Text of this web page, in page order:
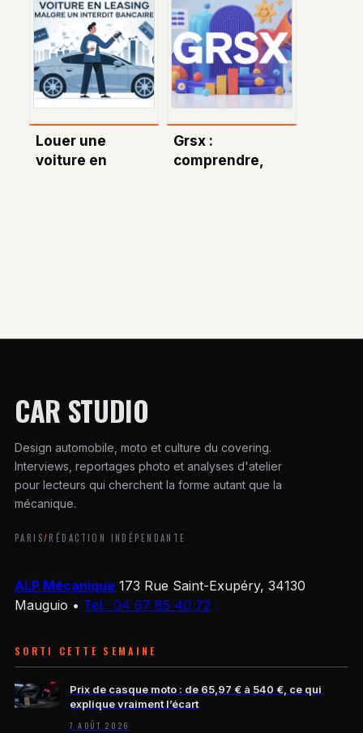
comment bien
choisir et
nettoyer son
véhicule
histoire,
symbolique et
modèles
iconiques
Louer une
voiture en
Grsx :
comprendre,
CAR STUDIO
Design automobile, moto et culture du covering.
Interviews, reportages photo et analyses d'atelier
pour lecteurs qui cherchent la forme autant que la
mécanique.
PARIS/RÉDACTION INDÉPENDANTE
ALP Mécanique 173 Rue Saint-Exupéry, 34130
Mauguio • Tél : 04 67 85 40 72
SORTI CETTE SEMAINE
Prix de casque moto : de 65,97 € à 540 €, ce qui
explique vraiment l’écart
7 AOÛT 2026